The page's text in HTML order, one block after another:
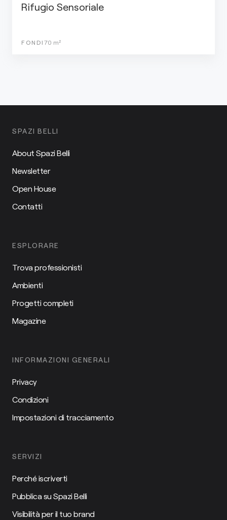
Rifugio Sensoriale
FONDI 70 m²
SPAZI BELLI
About Spazi Belli
Newsletter
Open House
Contatti
ESPLORARE
Trova professionisti
Ambienti
Progetti completi
Magazine
INFORMAZIONI GENERALI
Privacy
Condizioni
Impostazioni di tracciamento
SERVIZI
Perché iscriverti
Pubblica su Spazi Belli
Visibilità per il tuo brand